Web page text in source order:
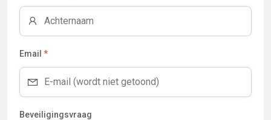
Email *
Beveiligingsvraag